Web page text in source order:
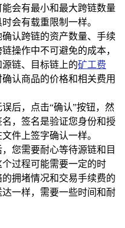
会有最小和最大跨链数量
会有载重限制一样。
确认跨链的资产数量、手续
操作中不可避免的成本，
链、目标链上的矿工费
认商品的价格和相关费用
后，点击“确认”按钮，然
名，签名是验证您身份和授
件上签字确认一样。
，您需要耐心等待源链和目
过程可能需要一定的时
拥堵情况和交易手续费的
一样，需要一些时间和耐